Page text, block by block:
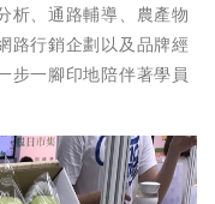
析、通路輔導、農產物
路行銷企劃以及品牌經
步一腳印地陪伴著學員